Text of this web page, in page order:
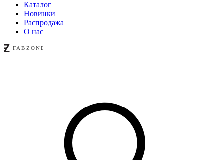
Каталог
Новинки
Распродажа
О нас